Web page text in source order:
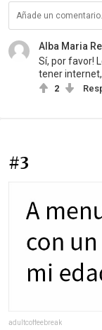
Alba Maria
Sí, por favor!
tener
2
#3
adultcoffeebreak